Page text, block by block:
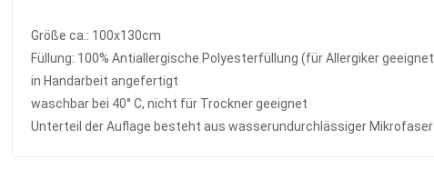
Größe ca.: 100x130cm
Füllung: 100% Antiallergische Polyesterfüllung (für Allergiker
in Handarbeit angefertigt
waschbar bei 40° C, nicht für Trockner geeignet
Unterteil der Auflage besteht aus wasserundurchlässiger Mikrofaser